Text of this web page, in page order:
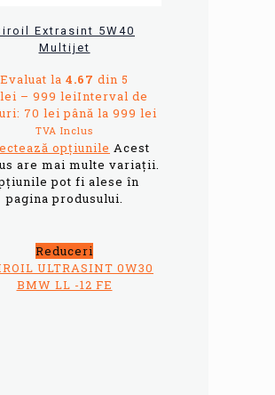
Extrasint 5W40
Multijet
Evaluat la 4.67 din 5
lei – 999 leiInterval de
70 lei până la 999 lei
TVA Inclus
opțiunile Acest
are mai multe variații.
pot fi alese în
pagina produsului.
Reduceri